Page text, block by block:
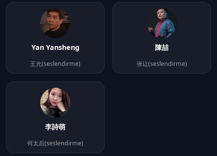
Yan Yansheng
王允(seslendirme)
陳喆
张让(seslendirme)
李詩萌
何太后(seslendirme)